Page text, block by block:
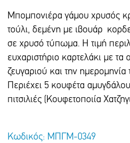
Mπομπονιέρα γάμου χρυσός
τούλι, δεμένη με ιβουάρ
σε χρυσό τύπωμα. Η τιμή
ευχαριστήριο καρτελάκι με τα
ζευγαριού και την ημερομηνία
Περιέχει 5 κουφέτα
πιτσιλιές (Κουφετοποιία
Κωδικός: ΜΠΓΜ-0349